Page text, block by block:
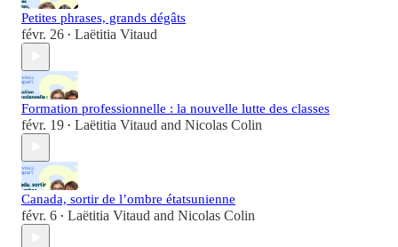
Petites phrases, grands dégâts
févr. 26 • Laëtitia Vitaud
Formation professionnelle : la nouvelle lutte des classes
févr. 19 • Laëtitia Vitaud and Nicolas Colin
Canada, sortir de l’ombre étatsunienne
févr. 6 • Laëtitia Vitaud and Nicolas Colin